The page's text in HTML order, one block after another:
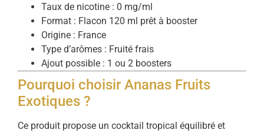
Taux de nicotine : 0 mg/ml
Format : Flacon 120 ml prêt à booster
Origine : France
Type d’arômes : Fruité frais
Ajout possible : 1 ou 2 boosters
Pourquoi choisir Ananas Fruits
Exotiques ?
Ce produit propose un cocktail tropical équilibré et